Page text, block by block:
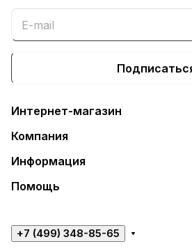
Интернет-магазин
Компания
Информация
Помощь
+7 (499) 348-85-65